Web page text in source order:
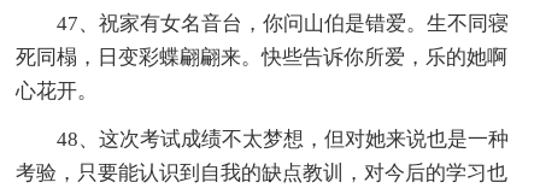
47、祝家有女名音台，你问山伯是错爱。生不同寝
死同榻，日变彩蝶翩翩来。快些告诉你所爱，乐的她啊
心花开。
48、这次考试成绩不太梦想，但对她来说也是一种
考验，只要能认识到自我的缺点教训，对今后的学习也